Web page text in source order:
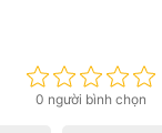
0 người bình chọn